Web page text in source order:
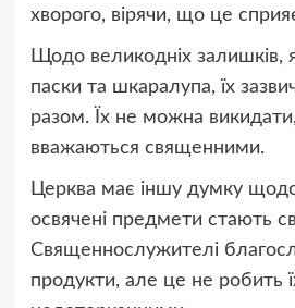
хворого, вірячи, що це
Щодо великодніх залишків,
паски та шкаралупа, їх
разом. Їх не можна
вважаються священними.
Церква має іншу думку
освячені предмети стають
Священнослужителі
продукти, але це не робить